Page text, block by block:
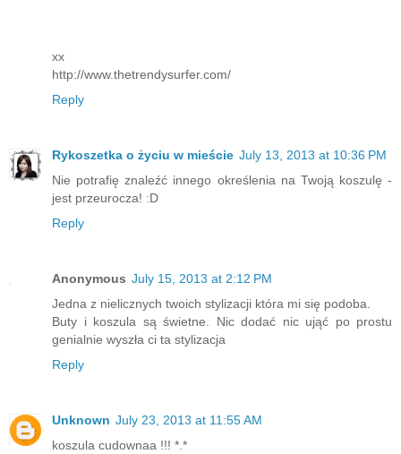
xx
http://www.thetrendysurfer.com/
Reply
Rykoszetka o życiu w mieście July 13, 2013 at 10:36 PM
Nie potrafię znaleźć innego określenia na Twoją koszulę -
jest przeurocza! :D
Reply
Anonymous July 15, 2013 at 2:12 PM
Jedna z nielicznych twoich stylizacji która mi się podoba.
Buty i koszula są świetne. Nic dodać nic ująć po prostu
genialnie wyszła ci ta stylizacja
Reply
Unknown July 23, 2013 at 11:55 AM
koszula cudownaa !!! *.*